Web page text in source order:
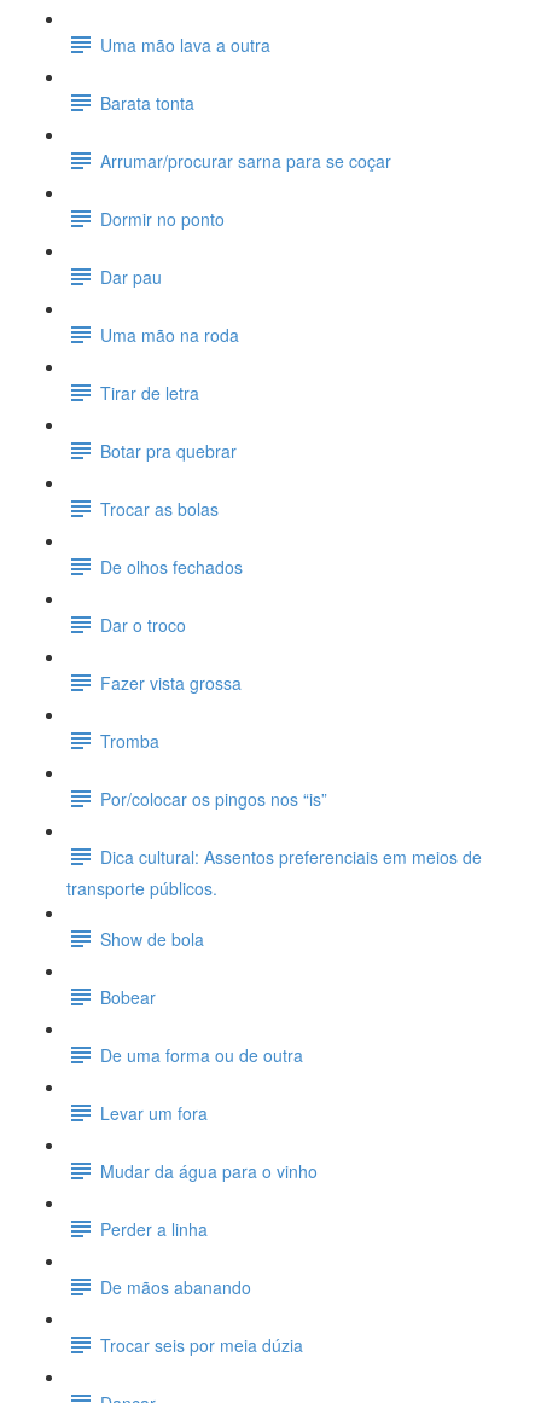
Uma mão lava a outra
Barata tonta
Arrumar/procurar sarna para se coçar
Dormir no ponto
Dar pau
Uma mão na roda
Tirar de letra
Botar pra quebrar
Trocar as bolas
De olhos fechados
Dar o troco
Fazer vista grossa
Tromba
Por/colocar os pingos nos “is”
Dica cultural: Assentos preferenciais em meios de
transporte públicos.
Show de bola
Bobear
De uma forma ou de outra
Levar um fora
Mudar da água para o vinho
Perder a linha
De mãos abanando
Trocar seis por meia dúzia